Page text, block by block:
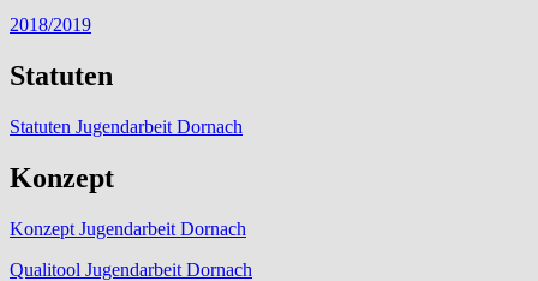
2018/2019
Statuten
Statuten Jugendarbeit Dornach
Konzept
Konzept Jugendarbeit Dornach
Qualitool Jugendarbeit Dornach